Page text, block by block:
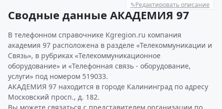
✎Редактировать описание
Сводные данные АКАДЕМИЯ 97
В телефонном справочнике Kgregion.ru компания
академия 97 расположена в разделе «Телекоммуникации и
Связь», в рубриках «Телекоммуникационное
оборудование» и «Телефонная связь - оборудование,
услуги» под номером 519033.
АКАДЕМИЯ 97 находится в городе Калининград по адресу
Московский просп., д. 182.